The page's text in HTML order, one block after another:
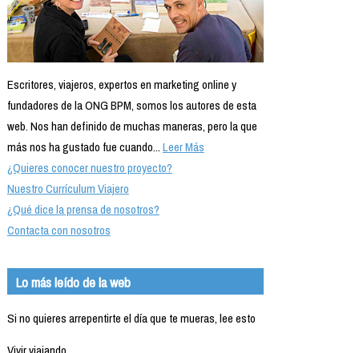
Escritores, viajeros, expertos en marketing online y
fundadores de la ONG BPM, somos los autores de esta
web. Nos han definido de muchas maneras, pero la que
más nos ha gustado fue cuando...Leer Más
¿Quieres conocer nuestro proyecto?
Nuestro Currículum Viajero
¿Qué dice la prensa de nosotros?
Contacta con nosotros
Lo más leído de la web
Si no quieres arrepentirte el día que te mueras, lee esto